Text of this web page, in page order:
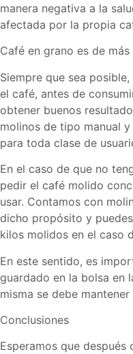
manera negativa a la
afectada por la propia
Café en grano es de
Siempre que sea
el café, antes de
obtener buenos
molinos de tipo manual
para toda clase de
En el caso de que no
pedir el café molido
usar. Contamos con
dicho propósito y
kilos molidos en el caso
En este sentido, es
guardado en la bolsa en
misma se debe
Conclusiones
Esperamos que